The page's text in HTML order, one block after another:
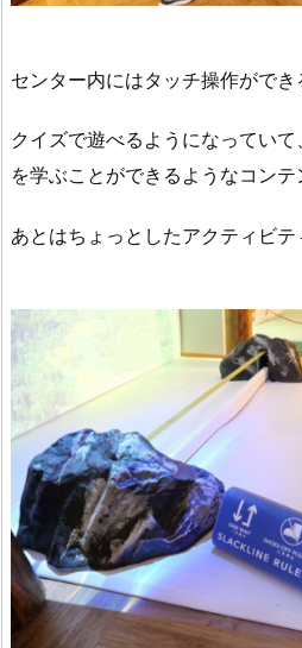
センター内にはタッチ操作ができ
クイズで遊べるようになってい
を学ぶことができるようなコンテ
あとはちょっとしたアクティビテ